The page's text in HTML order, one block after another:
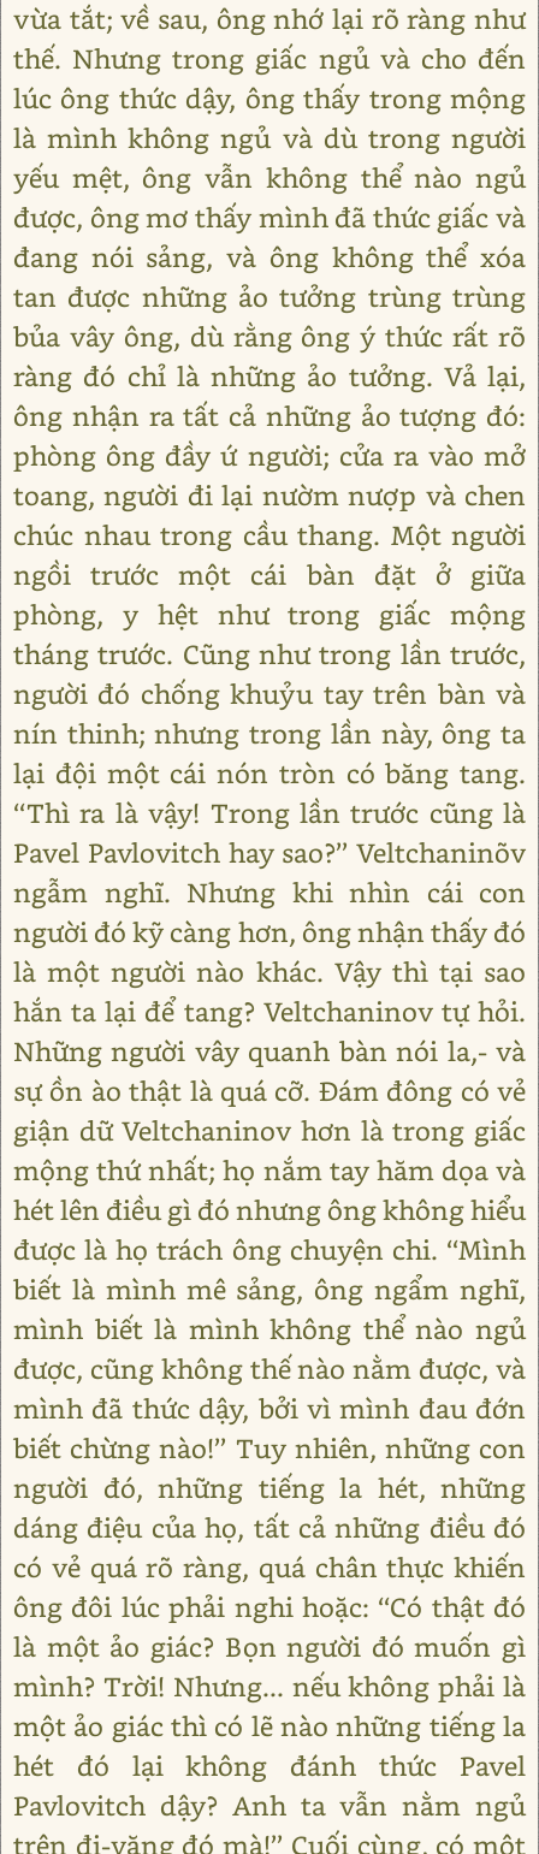
vừa tắt; về sau, ông nhớ lại rõ ràng như
thế. Nhưng trong giấc ngủ và cho đến
lúc ông thức dậy, ông thấy trong mộng
là mình không ngủ và dù trong người
yếu mệt, ông vẫn không thể nào ngủ
được, ông mơ thấy mình đã thức giấc và
đang nói sảng, và ông không thể xóa
tan được những ảo tưởng trùng trùng
bủa vây ông, dù rằng ông ý thức rất rõ
ràng đó chỉ là những ảo tưởng. Vả lại,
ông nhận ra tất cả những ảo tượng đó:
phòng ông đầy ứ người; cửa ra vào mở
toang, người đi lại nườm nượp và chen
chúc nhau trong cầu thang. Một người
ngồi trước một cái bàn đặt ở giữa
phòng, y hệt như trong giấc mộng
tháng trước. Cũng như trong lần trước,
người đó chống khuỷu tay trên bàn và
nín thinh; nhưng trong lần này, ông ta
lại đội một cái nón tròn có băng tang.
‘‘Thì ra là vậy! Trong lần trước cũng là
Pavel Pavlovitch hay sao?’’ Veltchaninõv
ngẫm nghĩ. Nhưng khi nhìn cái con
người đó kỹ càng hơn, ông nhận thấy đó
là một người nào khác. Vậy thì tại sao
hắn ta lại để tang? Veltchaninov tự hỏi.
Những người vây quanh bàn nói la,- và
sự ồn ào thật là quá cỡ. Đám đông có vẻ
giận dữ Veltchaninov hơn là trong giấc
mộng thứ nhất; họ nắm tay hăm dọa và
hét lên điều gì đó nhưng ông không hiểu
được là họ trách ông chuyện chi. ‘‘Mình
biết là mình mê sảng, ông ngẩm nghĩ,
mình biết là mình không thể nào ngủ
được, cũng không thế nào nằm được, và
mình đã thức dậy, bởi vì mình đau đớn
biết chừng nào!’’ Tuy nhiên, những con
người đó, những tiếng la hét, những
dáng điệu của họ, tất cả những điều đó
có vẻ quá rõ ràng, quá chân thực khiến
ông đôi lúc phải nghi hoặc: ‘‘Có thật đó
là một ảo giác? Bọn người đó muốn gì
mình? Trời! Nhưng... nếu không phải là
một ảo giác thì có lẽ nào những tiếng la
hét đó lại không đánh thức Pavel
Pavlovitch dậy? Anh ta vẫn nằm ngủ
trên đi-văng đó mà!’’ Cuối cùng, có một